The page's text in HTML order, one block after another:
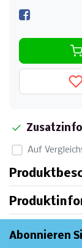
Auf
Abonnieren